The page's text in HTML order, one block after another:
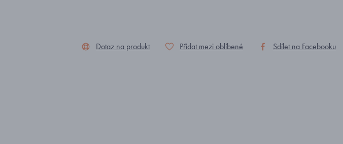
Dotaz na produkt Přidat mezi oblíbené Sdílet na Facebooku